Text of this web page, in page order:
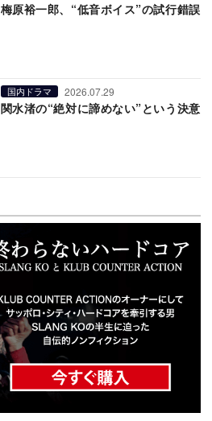
梅原裕一郎、“低音ボイス”の試行錯誤
国内ドラマ 2026.07.29
関水渚の“絶対に諦めない”という決意